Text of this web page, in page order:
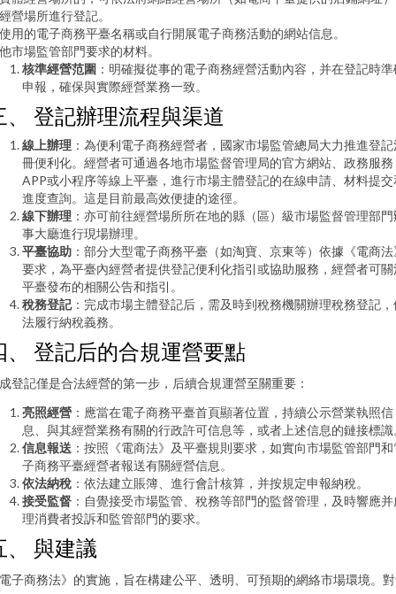
營場所進行登記。
用的電子商務平臺名稱或自行開展電子商務活動的網站信息。
市場監管部門要求的材料。
核準經營范圍 ：明確擬從事的電子商務經營活動內容，并在登記時準
申報，確保與實際經營業務一致。
、 登記辦理流程與渠道
線上辦理 ：為便利電子商務經營者，國家市場監管總局大力推進登記
冊便利化。經營者可通過各地市場監督管理局的官方網站、政務服務
APP或小程序等線上平臺，進行市場主體登記的在線申請、材料提交
進度查詢。這是目前最高效便捷的途徑。
線下辦理 ：亦可前往經營場所所在地的縣（區）級市場監督管理部門
事大廳進行現場辦理。
平臺協助 ：部分大型電子商務平臺（如淘寶、京東等）依據《電商法
要求，為平臺內經營者提供登記便利化指引或協助服務，經營者可關
平臺發布的相關公告和指引。
稅務登記：完成市場主體登記后，需及時到稅務機關辦理稅務登記，
法履行納稅義務。
、 登記后的合規運營要點
登記僅是合法經營的第一步，后續合規運營至關重要：
亮照經營 ：應當在電子商務平臺首頁顯著位置，持續公示營業執照信
息、與其經營業務有關的行政許可信息等，或者上述信息的鏈接標識
信息報送 ：按照《電商法》及平臺規則要求，如實向市場監管部門和
子商務平臺經營者報送有關經營信息。
依法納稅 ：依法建立賬簿、進行會計核算，并按規定申報納稅。
接受監督 ：自覺接受市場監管、稅務等部門的監督管理，及時響應并
理消費者投訴和監管部門的要求。
、 與建議
子商務法》的實施，旨在構建公平、透明、可預期的網絡市場環境。